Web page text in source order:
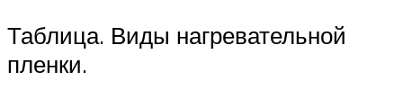
Таблица. Виды нагревательной
пленки.